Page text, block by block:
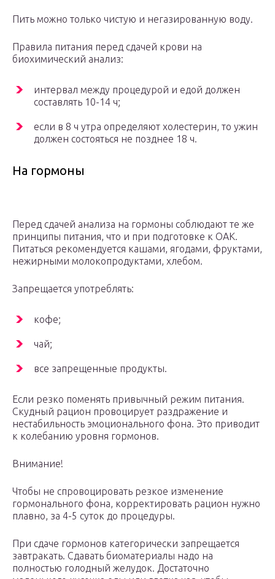
Пить можно только чистую и негазированную воду.
Правила питания перед сдачей крови на
биохимический анализ:
интервал между процедурой и едой должен
составлять 10-14 ч;
если в 8 ч утра определяют холестерин, то ужин
должен состояться не позднее 18 ч.
На гормоны
Перед сдачей анализа на гормоны соблюдают те же
принципы питания, что и при подготовке к ОАК.
Питаться рекомендуется кашами, ягодами, фруктами,
нежирными молокопродуктами, хлебом.
Запрещается употреблять:
кофе;
чай;
все запрещенные продукты.
Если резко поменять привычный режим питания.
Скудный рацион провоцирует раздражение и
нестабильность эмоционального фона. Это приводит
к колебанию уровня гормонов.
Внимание!
Чтобы не спровоцировать резкое изменение
гормонального фона, корректировать рацион нужно
плавно, за 4-5 суток до процедуры.
При сдаче гормонов категорически запрещается
завтракать. Сдавать биоматериалы надо на
полностью голодный желудок. Достаточно